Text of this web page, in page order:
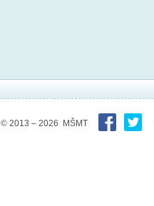
© 2013 – 2026 MŠMT